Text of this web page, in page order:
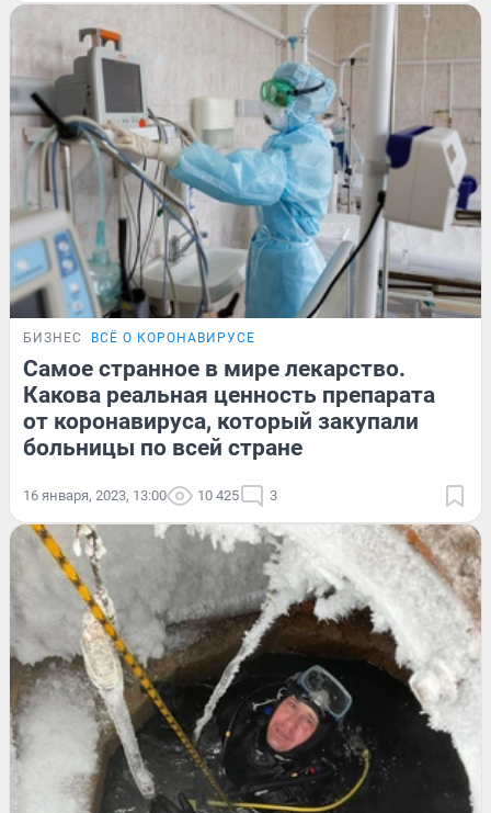
БИЗНЕС ВСЁ О КОРОНАВИРУСЕ
Самое странное в мире лекарство.
Какова реальная ценность препарата
от коронавируса, который закупали
больницы по всей стране
16 января, 2023, 13:00 10 425 3